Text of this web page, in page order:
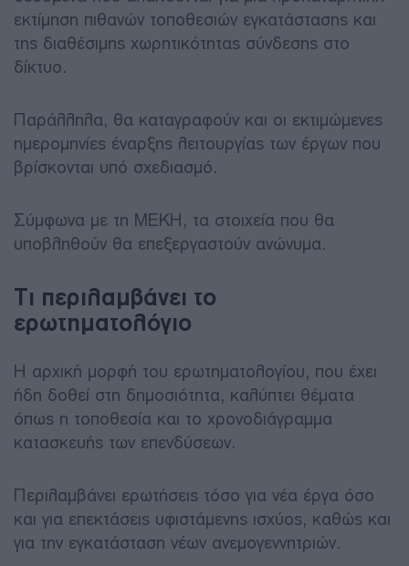
εκτίμηση πιθανών τοποθεσιών εγκατάστασης και
της διαθέσιμης χωρητικότητας σύνδεσης στο
δίκτυο.
Παράλληλα, θα καταγραφούν και οι εκτιμώμενες
ημερομηνίες έναρξης λειτουργίας των έργων που
βρίσκονται υπό σχεδιασμό.
Σύμφωνα με τη MEKH, τα στοιχεία που θα
υποβληθούν θα επεξεργαστούν ανώνυμα.
Τι περιλαμβάνει το
ερωτηματολόγιο
Η αρχική μορφή του ερωτηματολογίου, που έχει
ήδη δοθεί στη δημοσιότητα, καλύπτει θέματα
όπως η τοποθεσία και το χρονοδιάγραμμα
κατασκευής των επενδύσεων.
Περιλαμβάνει ερωτήσεις τόσο για νέα έργα όσο
και για επεκτάσεις υφιστάμενης ισχύος, καθώς και
για την εγκατάσταση νέων ανεμογεννητριών.